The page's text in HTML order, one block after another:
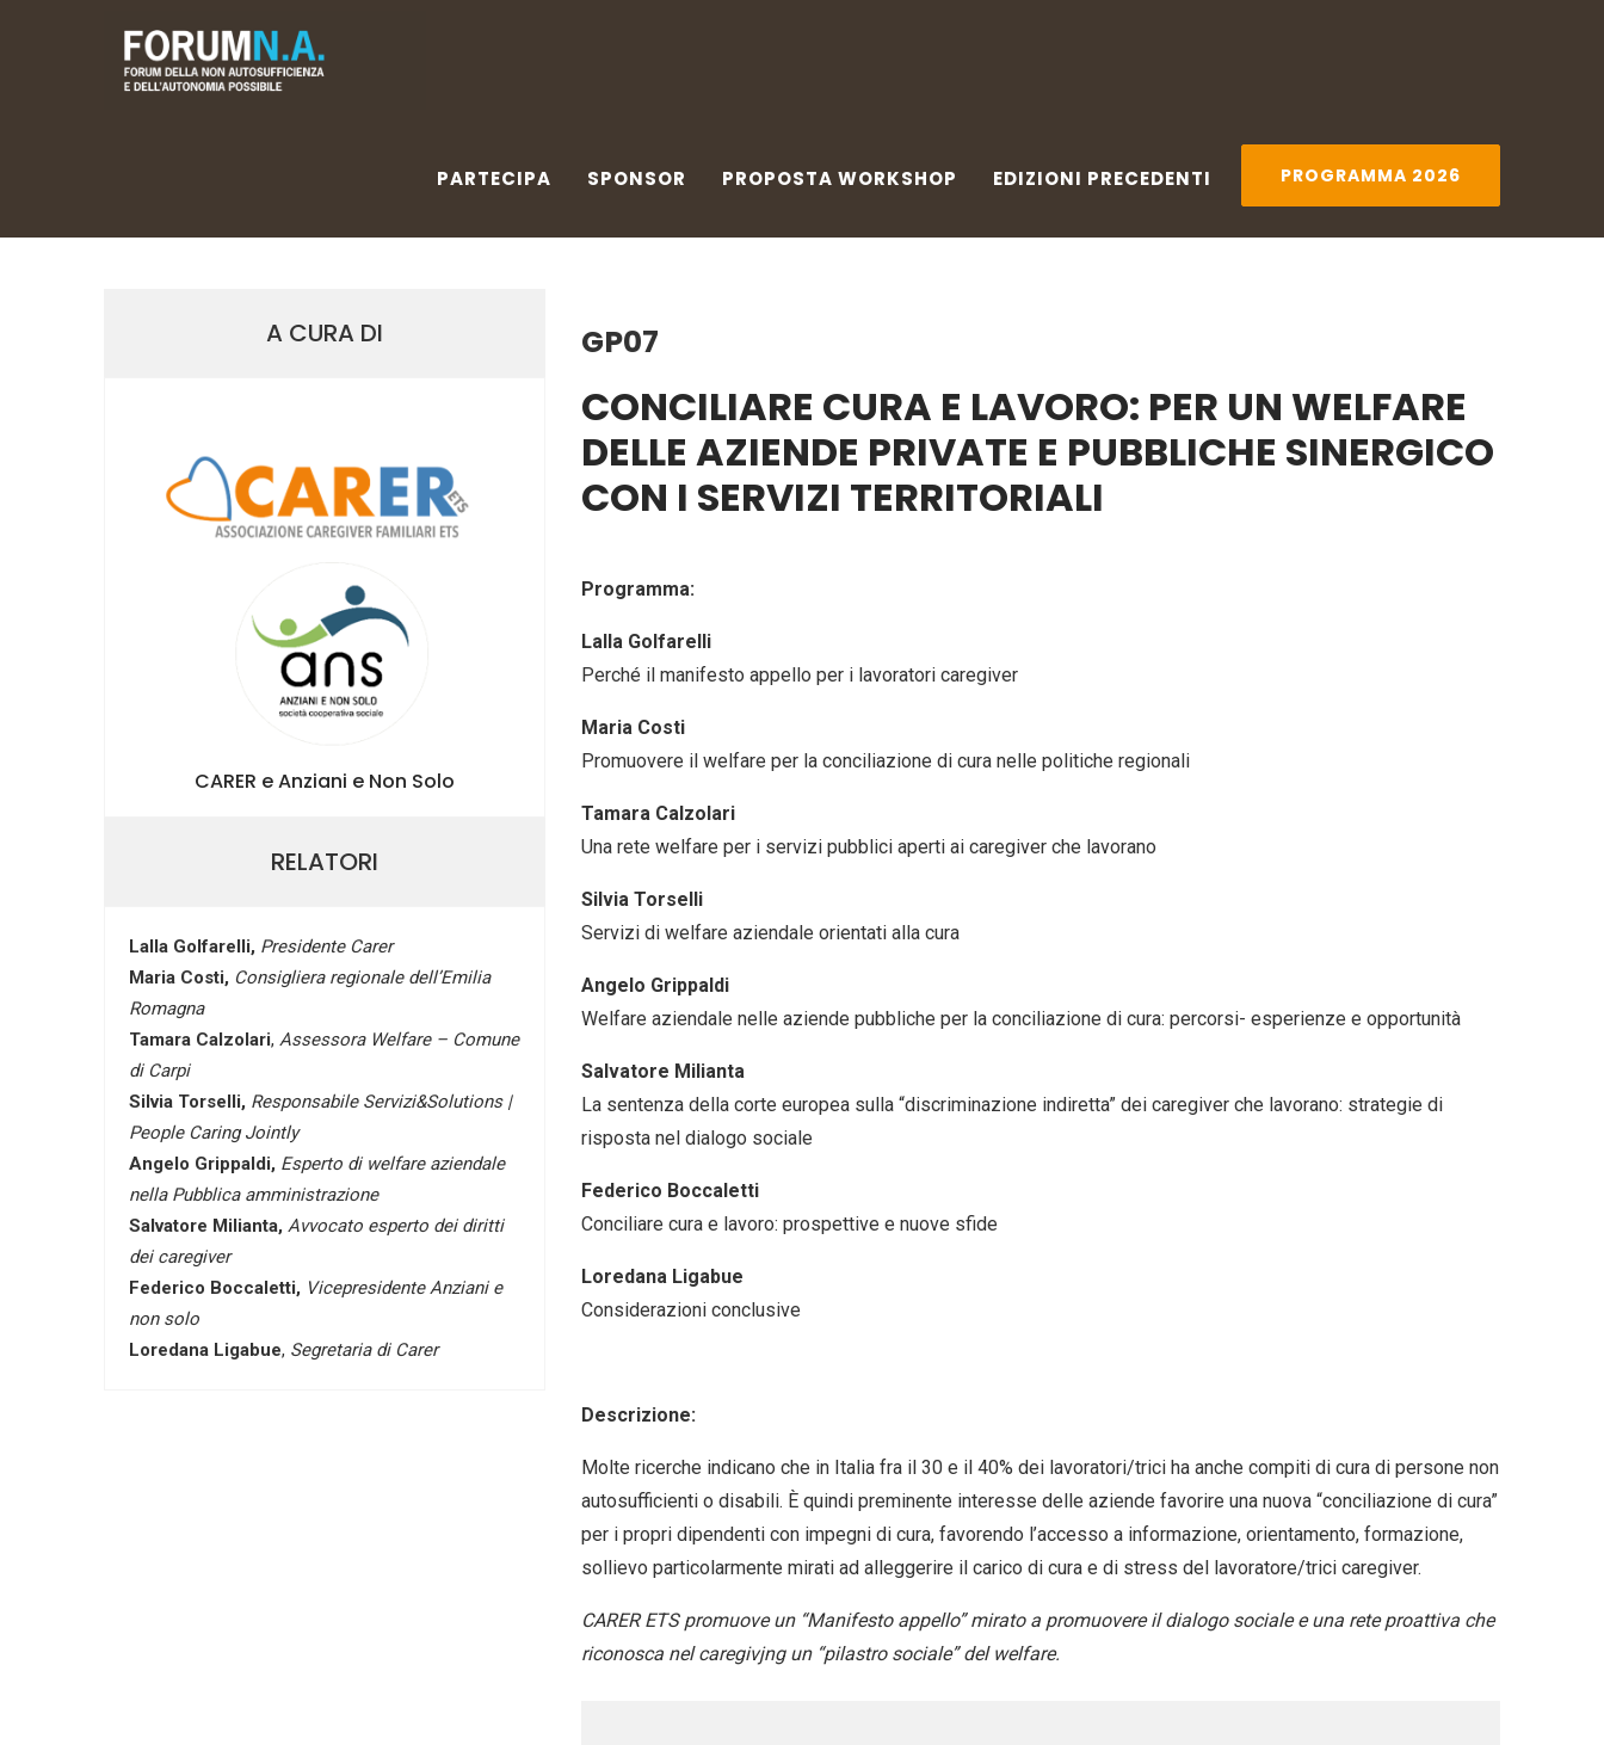
PARTECIPA SPONSOR PROPOSTA WORKSHOP EDIZIONI PRECEDENTI PROGRAMMA 2026
A CURA DI
CARER e Anziani e Non Solo
RELATORI
Lalla Golfarelli, Presidente Carer
Maria Costi, Consigliera regionale dell’Emilia
Romagna
Tamara Calzolari, Assessora Welfare – Comune
di Carpi
Silvia Torselli, Responsabile Servizi&Solutions |
People Caring Jointly
Angelo Grippaldi, Esperto di welfare aziendale
nella Pubblica amministrazione
Salvatore Milianta, Avvocato esperto dei diritti
dei caregiver
Federico Boccaletti, Vicepresidente Anziani e
non solo
Loredana Ligabue, Segretaria di Carer
GP07
CONCILIARE CURA E LAVORO: PER UN WELFARE
DELLE AZIENDE PRIVATE E PUBBLICHE SINERGICO
CON I SERVIZI TERRITORIALI
Programma:
Lalla Golfarelli
Perché il manifesto appello per i lavoratori caregiver
Maria Costi
Promuovere il welfare per la conciliazione di cura nelle politiche regionali
Tamara Calzolari
Una rete welfare per i servizi pubblici aperti ai caregiver che lavorano
Silvia Torselli
Servizi di welfare aziendale orientati alla cura
Angelo Grippaldi
Welfare aziendale nelle aziende pubbliche per la conciliazione di cura: percorsi- esperienze e opportunità
Salvatore Milianta
La sentenza della corte europea sulla “discriminazione indiretta” dei caregiver che lavorano: strategie di
risposta nel dialogo sociale
Federico Boccaletti
Conciliare cura e lavoro: prospettive e nuove sfide
Loredana Ligabue
Considerazioni conclusive
Descrizione:
Molte ricerche indicano che in Italia fra il 30 e il 40% dei lavoratori/trici ha anche compiti di cura di persone non
autosufficienti o disabili. È quindi preminente interesse delle aziende favorire una nuova “conciliazione di cura”
per i propri dipendenti con impegni di cura, favorendo l’accesso a informazione, orientamento, formazione,
sollievo particolarmente mirati ad alleggerire il carico di cura e di stress del lavoratore/trici caregiver.
CARER ETS promuove un “Manifesto appello” mirato a promuovere il dialogo sociale e una rete proattiva che
riconosca nel caregivjng un “pilastro sociale” del welfare.